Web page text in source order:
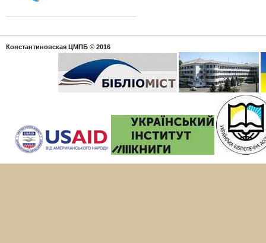
Константиновская ЦМПБ © 2016